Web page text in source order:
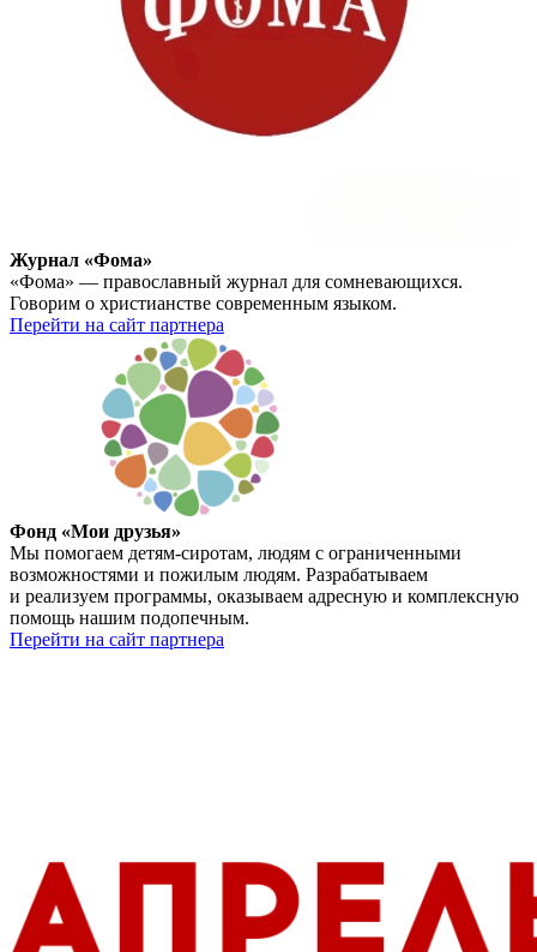
Журнал «Фома»
«Фома» — православный журнал для сомневающихся.
Говорим о христианстве современным языком.
Перейти на сайт партнера
Фонд «Мои друзья»
Мы помогаем детям-сиротам, людям с ограниченными
возможностями и пожилым людям. Разрабатываем
и реализуем программы, оказываем адресную и комплексную
помощь нашим подопечным.
Перейти на сайт партнера